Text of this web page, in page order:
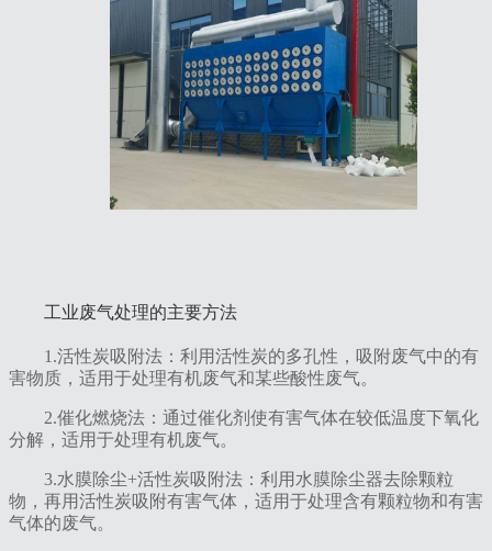
工业废气处理的主要方法‌
‌1.活性炭吸附法‌：利用活性炭的多孔性，吸附废气中的有
害物质，适用于处理有机废气和某些酸性废气。
2‌.催化燃烧法‌：通过催化剂使有害气体在较低温度下氧化
分解，适用于处理有机废气。
3‌.水膜除尘+活性炭吸附法‌：利用水膜除尘器去除颗粒
物，再用活性炭吸附有害气体，适用于处理含有颗粒物和有害
气体的废气。